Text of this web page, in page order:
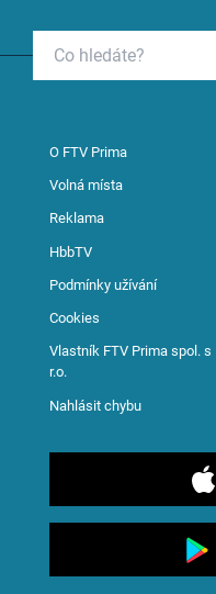
O FTV Prima
Volná místa
Reklama
HbbTV
Podmínky užívání
Cookies
Vlastník FTV Prima spol. s
r.o.
Nahlásit chybu